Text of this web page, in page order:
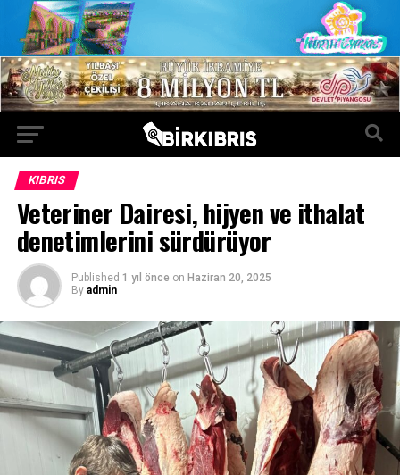
KIBRIS
Veteriner Dairesi, hijyen ve ithalat
denetimlerini sürdürüyor
Published 1 yıl önce on Haziran 20, 2025
By admin